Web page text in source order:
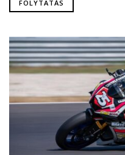
FOLYTATÁS